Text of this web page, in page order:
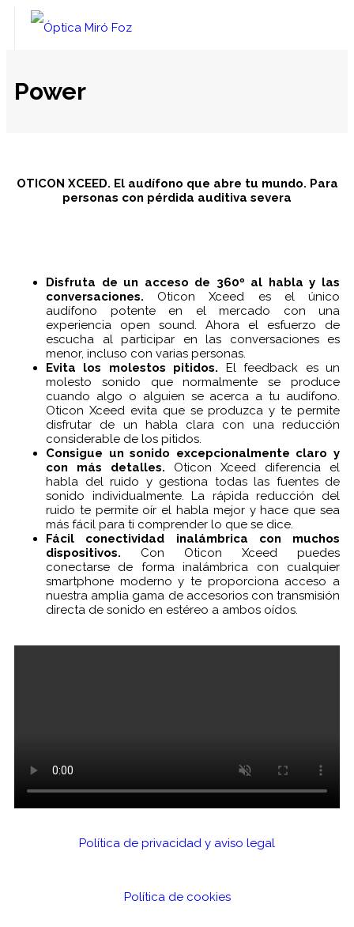
SALUD VISUAL
- CONTACTOLOGÍA
- PLAN VEO
- AUDÍFONOS
- - Esencial
- - Power
- ACCESORIOS OTICON
- - Oticon ON
- - ConnectClip
- - Adaptador TV 3.0.
- - Mando a distancia 3.0
- - Micrófono ConnectLine
- - Oticon SafeLine
- - Streamer Pro
- - Adaptador de teléfono 2.0
- - EduMic
- - Cargadores
- GARANTÍA
- FINANCIACIÓN
Contacto
Power
OTICON XCEED. El audífono que abre tu mundo. Para
personas con pérdida auditiva severa
Disfruta de un acceso de 360º al habla y las
conversaciones. Oticon Xceed es el único
audífono potente en el mercado con una
experiencia open sound. Ahora el esfuerzo de
escucha al participar en las conversaciones es
menor, incluso con varias personas.
Evita los molestos pitidos. El feedback es un
molesto sonido que normalmente se produce
cuando algo o alguien se acerca a tu audífono.
Oticon Xceed evita que se produzca y te permite
disfrutar de un habla clara con una reducción
considerable de los pitidos.
Consigue un sonido excepcionalmente claro y
con más detalles. Oticon Xceed diferencia el
habla del ruido y gestiona todas las fuentes de
sonido individualmente. La rápida reducción del
ruido te permite oír el habla mejor y hace que sea
más fácil para ti comprender lo que se dice.
Fácil conectividad inalámbrica con muchos
dispositivos. Con Oticon Xceed puedes
conectarse de forma inalámbrica con cualquier
smartphone moderno y te proporciona acceso a
nuestra amplia gama de accesorios con transmisión
directa de sonido en estéreo a ambos oídos.
Política de privacidad y aviso legal
Política de cookies